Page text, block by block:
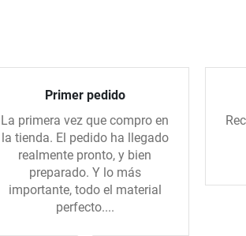
Primer pedido
La primera vez que compro en
la tienda. El pedido ha llegado
realmente pronto, y bien
preparado. Y lo más
importante, todo el material
perfecto....